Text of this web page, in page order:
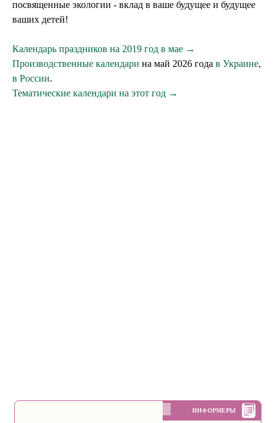
посвященные экологии - вклад в ваше будущее и будущее
ваших детей!
Календарь праздников на 2019 год в мае →
Производственные календари на май 2026 года в Украине,
в России.
Тематические календари на этот год →
ИНФОРМЕРЫ